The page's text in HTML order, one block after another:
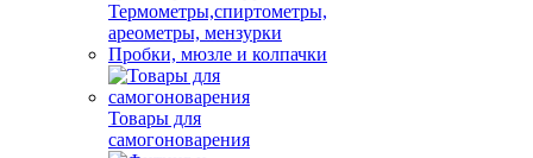
Термометры,спиртометры,
ареометры, мензурки
Пробки, мюзле и колпачки
Товары для
самогоноварения